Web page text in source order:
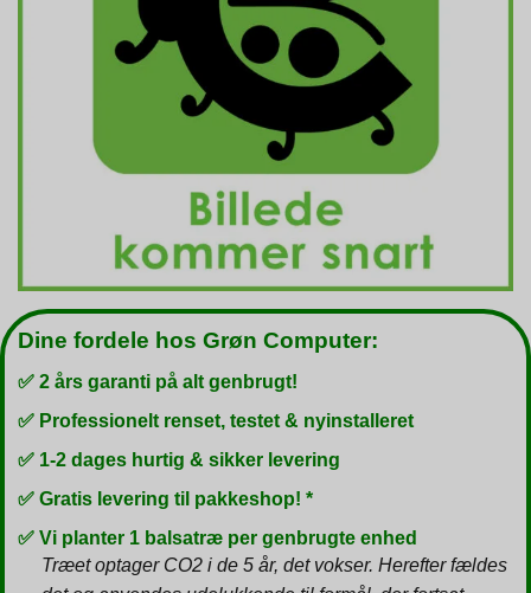
Dine fordele hos Grøn Computer:
✅ 2 års garanti på alt genbrugt!
✅ Professionelt renset, testet & nyinstalleret
✅ 1-2 dages hurtig & sikker levering
✅ Gratis levering til pakkeshop! *
✅ Vi planter 1 balsatræ per genbrugte enhed
Træet optager CO2 i de 5 år, det vokser. Herefter fældes